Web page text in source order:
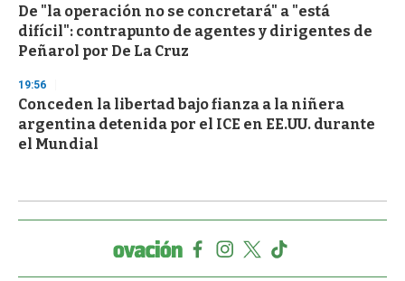
De "la operación no se concretará" a "está
difícil": contrapunto de agentes y dirigentes de
Peñarol por De La Cruz
19:56
Conceden la libertad bajo fianza a la niñera
argentina detenida por el ICE en EE.UU. durante
el Mundial